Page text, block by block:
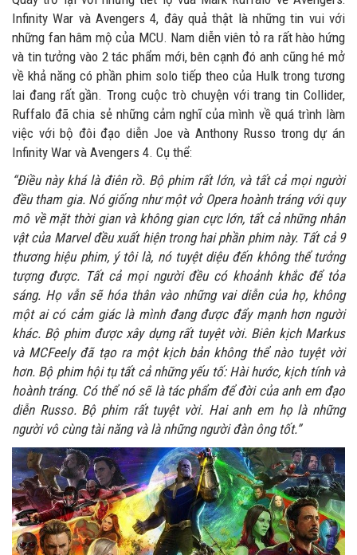
Infinity War và Avengers 4, đây quả thật là những tin vui với
những fan hâm mộ của MCU. Nam diễn viên tỏ ra rất hào hứng
và tin tưởng vào 2 tác phẩm mới, bên cạnh đó anh cũng hé mở
về khả năng có phần phim solo tiếp theo của Hulk trong tương
lai đang rất gần. Trong cuộc trò chuyện với trang tin Collider,
Ruffalo đã chia sẻ những cảm nghĩ của mình về quá trình làm
việc với bộ đôi đạo diễn Joe và Anthony Russo trong dự án
Infinity War và Avengers 4. Cụ thể:
“Điều này khá là điên rồ. Bộ phim rất lớn, và tất cả mọi người
đều tham gia. Nó giống như một vở Opera hoành tráng với quy
mô về mặt thời gian và không gian cực lớn, tất cả những nhân
vật của Marvel đều xuất hiện trong hai phần phim này. Tất cả 9
thương hiệu phim, ý tôi là, nó tuyệt diệu đến không thể tưởng
tượng được. Tất cả mọi người đều có khoảnh khắc để tỏa
sáng. Họ vẫn sẽ hóa thân vào những vai diễn của họ, không
một ai có cảm giác là mình đang được đẩy mạnh hơn người
khác. Bộ phim được xây dựng rất tuyệt vời. Biên kịch Markus
và MCFeely đã tạo ra một kịch bản không thể nào tuyệt vời
hơn. Bộ phim hội tụ tất cả những yếu tố: Hài hước, kịch tính và
hoành tráng. Có thể nó sẽ là tác phẩm để đời của anh em đạo
diễn Russo. Bộ phim rất tuyệt vời. Hai anh em họ là những
người vô cùng tài năng và là những người đàn ông tốt.”